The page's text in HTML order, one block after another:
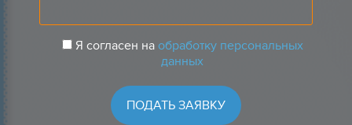
Я согласен на обработку персональных
данных